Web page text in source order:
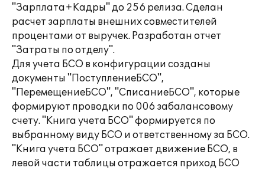
"Зарплата+Кадры" до 256 релиза. Сделан
расчет зарплаты внешних совместителей
процентами от выручек. Разработан отчет
"Затраты по отделу".
Для учета БСО в конфигурации созданы
документы "ПоступлениеБСО",
"ПеремещениеБСО", "СписаниеБСО", которые
формируют проводки по 006 забалансовому
счету. "Книга учета БСО" формируется по
выбранному виду БСО и ответственному за БСО.
"Книга учета БСО" отражает движение БСО, в
левой части таблицы отражается приход БСО